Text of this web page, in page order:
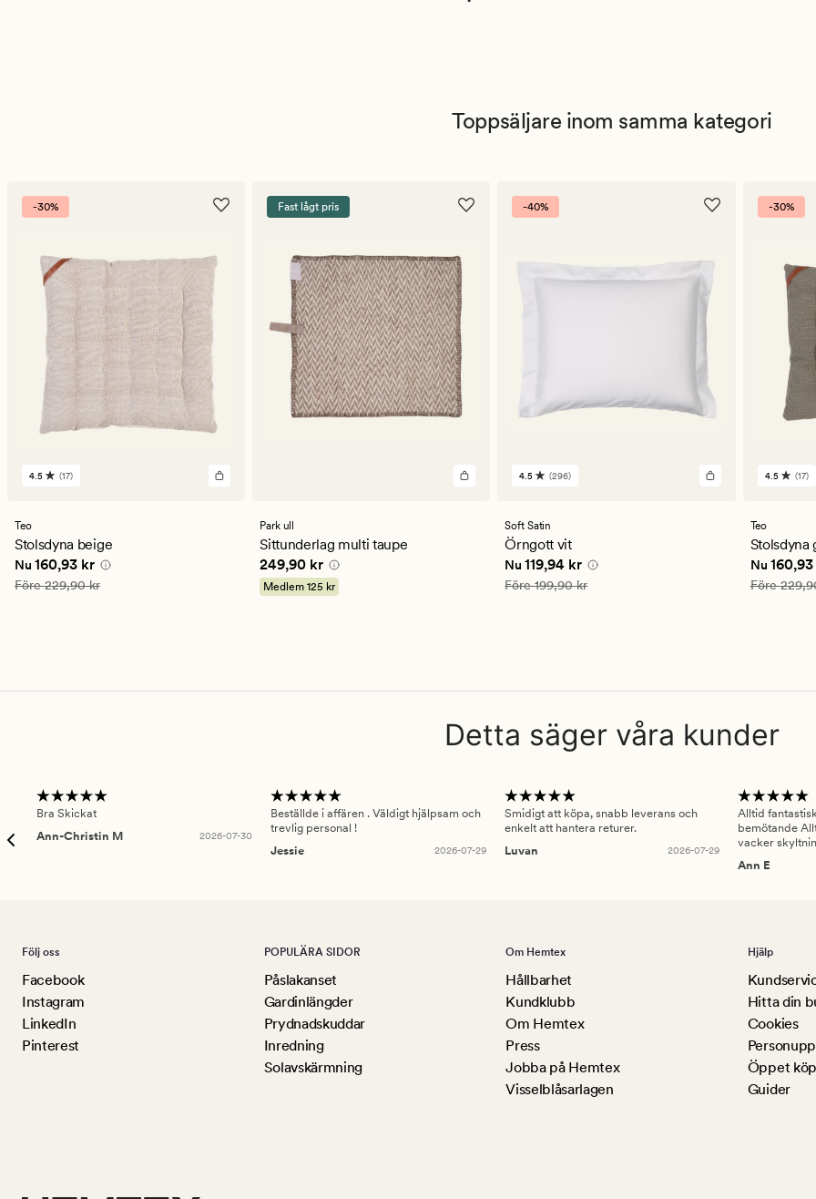
Toppsäljare inom samma kategori
-30%
17
ett
genomsnittligt
betyg
på
4.5
4.5 (17)
Teo
Stolsdyna beige
Nuvarande pris
Nu 160,93 kr
Ordinarie pris 229,90 kr
Före229,90 kr
Fast lågt pris
Park ull
Sittunderlag multi taupe
Pris 249,90 kr
249,90 kr
Medlem125 kr
-40%
296
ett
genomsnittligt
betyg
på
4.5
4.5 (296)
Soft Satin
Örngott vit
Nuvarande pris
Nu 119,94 kr
Ordinarie pris 199,90 kr
Före199,90 kr
-30%
17
ett
betyg
på
4.5
4.5 (17)
Teo
Stolsdyna
Nu
Ordinarie
Före
Detta säger våra kunder
Bra Skickat
Ann-Christin M
2026-07-30
Beställde i affären . Väldigt hjälpsam och
trevlig personal !
Jessie
2026-07-29
Smidigt att köpa, snabb leverans och
enkelt att hantera returer.
Luvan
2026-07-29
Alltid
bemötande
vacker
Ann E
Följ oss
Facebook
Instagram
LinkedIn
Pinterest
POPULÄRA SIDOR
Påslakanset
Gardinlängder
Prydnadskuddar
Inredning
Solavskärmning
Om Hemtex
Hållbarhet
Kundklubb
Om Hemtex
Press
Jobba på Hemtex
Visselblåsarlagen
Hjälp
Hitta din
Cookies
Öppet
Guider